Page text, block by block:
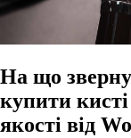
На що
купити
якості від